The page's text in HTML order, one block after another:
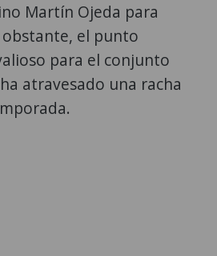
Martín Ojeda para
el punto
para el conjunto
atravesado una racha